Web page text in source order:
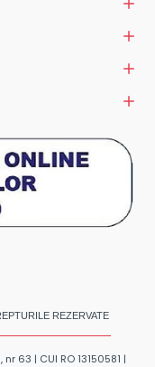
REZERVATE
63 | CUI RO 13150581 |